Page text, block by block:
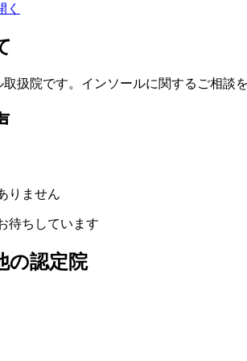
く
扱院です。インソールに関するご相談
りません
待ちしています
の認定院